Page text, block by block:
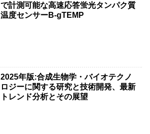
で計測可能な高速応答蛍光タンパク質
温度センサーB-gTEMP
2025年版:合成生物学・バイオテクノ
ロジーに関する研究と技術開発、最新
トレンド分析とその展望